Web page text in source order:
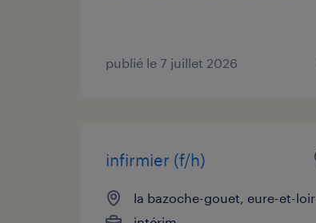
publié le 7 juillet 2026
infirmier (f/h)
la bazoche-gouet, eure-et-loir